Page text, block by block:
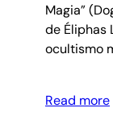
Magia”
de Éliphas
ocultismo
Read more